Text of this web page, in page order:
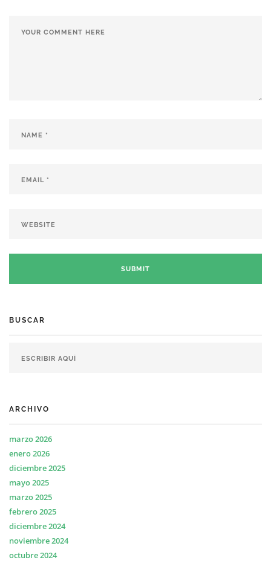
BUSCAR
ARCHIVO
marzo 2026
enero 2026
diciembre 2025
mayo 2025
marzo 2025
febrero 2025
diciembre 2024
noviembre 2024
octubre 2024